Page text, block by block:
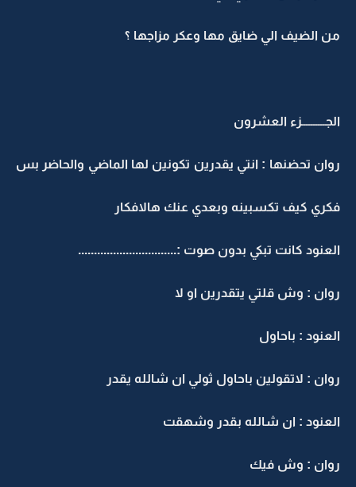
من الضيف الي ضايق مها وعكر مزاجها ؟
الجــــــــــزء العشرون
روان تحضنها : انتي يقدرين تكونين لها الماضي والحاضر بس
فكري كيف تكسبينه وبعدي عنك هالافكار
العنود كانت تبكي بدون صوت :...............................
روان : وش قلتي يتقدرين او لا
العنود : باحاول
روان : لاتقولين باحاول ثولي ان شالله يقدر
العنود : ان شالله بقدر وشهقت
روان : وش فيك